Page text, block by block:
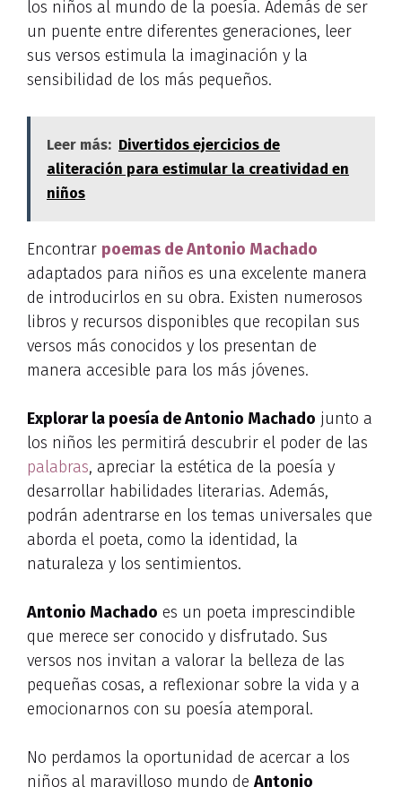
los niños al mundo de la poesía. Además de ser
un puente entre diferentes generaciones, leer
sus versos estimula la imaginación y la
sensibilidad de los más pequeños.
Leer más: Divertidos ejercicios de
aliteración para estimular la creatividad en
niños
Encontrar poemas de Antonio Machado
adaptados para niños es una excelente manera
de introducirlos en su obra. Existen numerosos
libros y recursos disponibles que recopilan sus
versos más conocidos y los presentan de
manera accesible para los más jóvenes.
Explorar la poesía de Antonio Machado junto a
los niños les permitirá descubrir el poder de las
palabras, apreciar la estética de la poesía y
desarrollar habilidades literarias. Además,
podrán adentrarse en los temas universales que
aborda el poeta, como la identidad, la
naturaleza y los sentimientos.
Antonio Machado es un poeta imprescindible
que merece ser conocido y disfrutado. Sus
versos nos invitan a valorar la belleza de las
pequeñas cosas, a reflexionar sobre la vida y a
emocionarnos con su poesía atemporal.
No perdamos la oportunidad de acercar a los
niños al maravilloso mundo de Antonio